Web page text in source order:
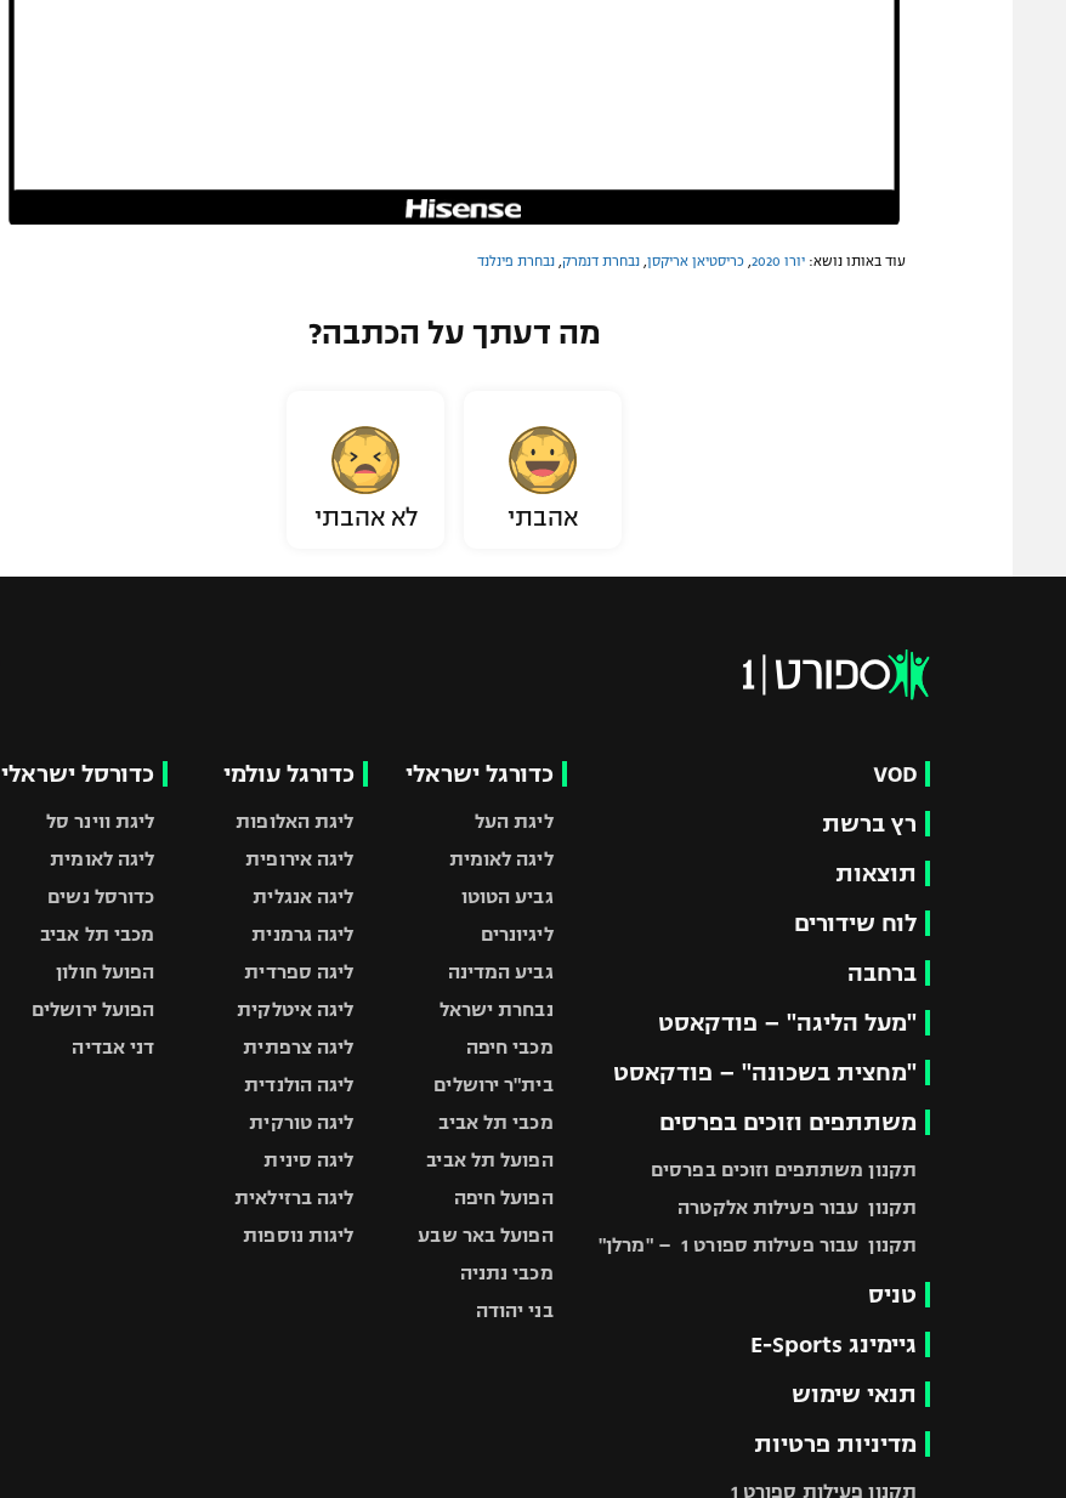
עוד באותו נושא: יורו 2020 כריסטיאן אריקסן נבחרת דנמרק נבחרת פינלנד
מה דעתך על הכתבה?
אהבתי לא אהבתי
VOD
רץ ברשת
תוצאות
לוח שידורים
ברחבה
"מעל הליגה" – פודקאסט
"מחצית בשכונה" – פודקאסט
משתתפים וזוכים בפרסים
תקנון משתתפים וזוכים בפרסים
תקנון עבור פעילות אלקטרה
תקנון עבור פעילות ספורט 1 – "מרלן"
טניס
גיימינג E-Sports
תנאי שימוש
מדיניות פרטיות
תקנון פעילות ספורט 1
כדורגל ישראלי
ליגת העל
ליגה לאומית
גביע הטוטו
ליגיונרים
גביע המדינה
נבחרת ישראל
מכבי חיפה
בית"ר ירושלים
מכבי תל אביב
הפועל תל אביב
הפועל חיפה
הפועל באר שבע
מכבי נתניה
בני יהודה
כדורגל עולמי
ליגת האלופות
ליגה אירופית
ליגה אנגלית
ליגה גרמנית
ליגה ספרדית
ליגה איטלקית
ליגה צרפתית
ליגה הולנדית
ליגה טורקית
ליגה סינית
ליגה ברזילאית
ליגות נוספות
כדורסל ישראלי
ליגת ווינר סל
ליגה לאומית
כדורסל נשים
מכבי תל אביב
הפועל חולון
הפועל ירושלים
דני אבדיה